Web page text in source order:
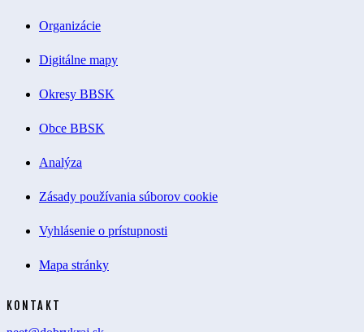
Organizácie
Digitálne mapy
Okresy BBSK
Obce BBSK
Analýza
Zásady používania súborov cookie
Vyhlásenie o prístupnosti
Mapa stránky
KONTAKT